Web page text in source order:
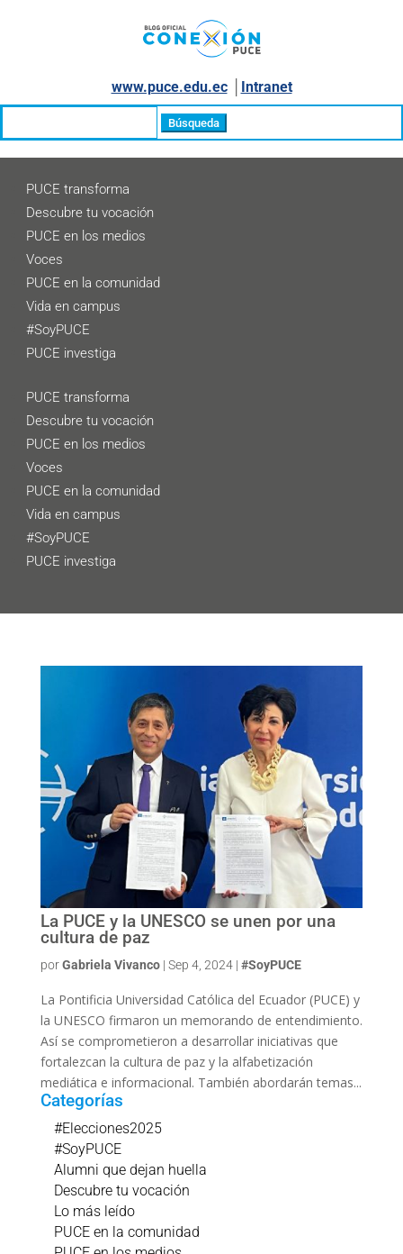
www.puce.edu.ec│ Intranet
PUCE transforma
Descubre tu vocación
PUCE en los medios
Voces
PUCE en la comunidad
Vida en campus
#SoyPUCE
PUCE investiga
PUCE transforma
Descubre tu vocación
PUCE en los medios
Voces
PUCE en la comunidad
Vida en campus
#SoyPUCE
PUCE investiga
La PUCE y la UNESCO se unen por una
cultura de paz
porGabriela Vivanco| Sep 4, 2024| #SoyPUCE
La Pontificia Universidad Católica del Ecuador (PUCE) y
la UNESCO firmaron un memorando de entendimiento.
Así se comprometieron a desarrollar iniciativas que
fortalezcan la cultura de paz y la alfabetización
mediática e informacional. También abordarán temas...
Categorías
#Elecciones2025
#SoyPUCE
Alumni que dejan huella
Descubre tu vocación
Lo más leído
PUCE en la comunidad